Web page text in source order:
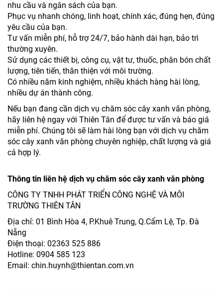
nhu cầu và ngân sách của bạn.
Phục vụ nhanh chóng, linh hoạt, chính xác, đúng hẹn, đúng
yêu cầu của bạn.
Tư vấn miễn phí, hỗ trợ 24/7, bảo hành dài hạn, bảo trì
thường xuyên.
Sử dụng các thiết bị, công cụ, vật tư, thuốc, phân bón chất
lượng, tiên tiến, thân thiện với môi trường.
Có nhiều năm kinh nghiệm, nhiều khách hàng hài lòng,
nhiều dự án thành công.
Nếu bạn đang cần dịch vụ chăm sóc cây xanh văn phòng,
hãy liên hệ ngay với Thiên Tân để được tư vấn và báo giá
miễn phí. Chúng tôi sẽ làm hài lòng bạn với dịch vụ chăm
sóc cây xanh văn phòng chuyên nghiệp, chất lượng và giá
cả hợp lý.
Thông tin liên hệ dịch vụ chăm sóc cây xanh văn phòng
CÔNG TY TNHH PHÁT TRIỂN CÔNG NGHỆ VÀ MÔI
TRƯỜNG THIÊN TÂN
Địa chỉ: 01 Bình Hòa 4, P.Khuê Trung, Q.Cẩm Lệ, Tp. Đà
Nẵng
Điện thoại: 02363 525 886
Hotline: 0904 585 123
Email: chin.huynh@thientan.com.vn